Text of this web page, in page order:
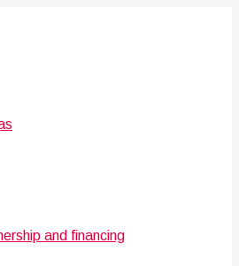
and financing